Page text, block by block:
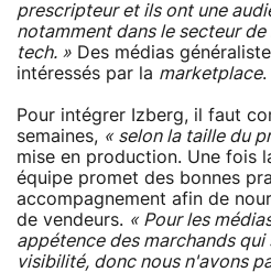
prescripteur et ils ont une
notamment dans le secteur
tech. » Des médias
intéressés par la marketplace.
Pour intégrer Izberg, il faut
semaines, « selon la taille du
mise en production. Une fois
équipe promet des bonnes
accompagnement afin de
de vendeurs. « Pour les
appétence des marchands qui
visibilité, donc nous n'avons